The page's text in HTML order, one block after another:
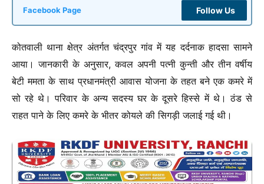
Facebook Page Follow Us
कोतवाली थाना क्षेत्र अंतर्गत चंद्रपुर गांव में यह दर्दनाक हादसा सामने
आया। जानकारी के अनुसार, कवल अपनी पत्नी कुन्ती और तीन वर्षीय
बेटी ममता के साथ प्रधानमंत्री आवास योजना के तहत बने एक कमरे में
सो रहे थे। परिवार के अन्य सदस्य घर के दूसरे हिस्से में थे। ठंड से
राहत पाने के लिए कमरे के भीतर कोयले की सिगड़ी जलाई गई थी।